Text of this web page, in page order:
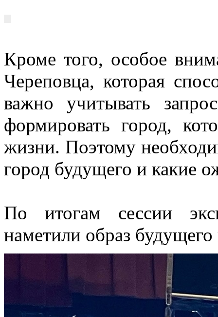
Кроме того, особое
Череповца, которая
важно учитывать
формировать город,
жизни. Поэтому
город будущего и какие
По итогам сессии
наметили образ